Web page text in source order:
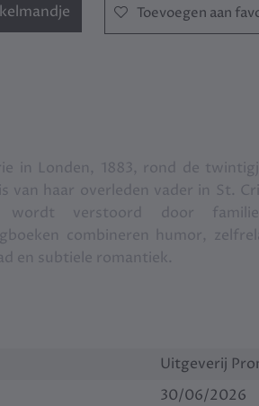
Toevoegen aan
in Londen, 1883, rond de
van haar overleden vader in St.
verstoord door
combineren humor,
en subtiele romantiek.
Uitgeverij
30/06/2026